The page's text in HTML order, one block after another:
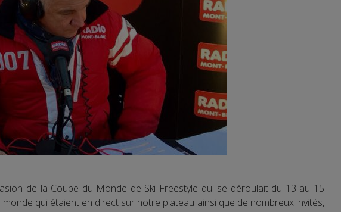
de la Coupe du Monde de Ski Freestyle qui se déroulait du 13 au 15
qui étaient en direct sur notre plateau ainsi que de nombreux invités,